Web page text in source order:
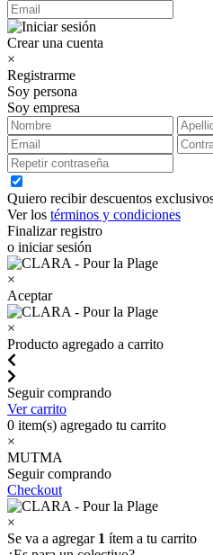
Crear una cuenta
×
Registrarme
Soy persona
Soy empresa
Quiero recibir descuentos
Ver los términos y condiciones
Finalizar registro
o iniciar sesión
×
Aceptar
×
Producto agregado a carrito
Seguir comprando
Ver carrito
0 item(s) agregado tu carrito
×
MUTMA
Seguir comprando
Checkout
×
Se va a agregar 1 ítem a tu carrito